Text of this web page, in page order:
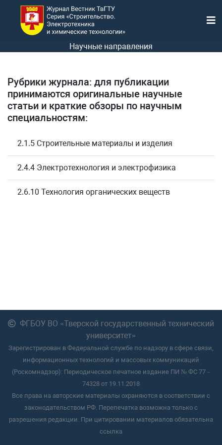
Научные направления
Рубрики журнала: для публикации
принимаются оригинальные научные
статьи и краткие обзоры по научным
специальностям:
2.1.5 Строительные материалы и изделия
2.4.4 Электротехнология и электрофизика
2.6.10 Технология органических веществ
ФГБОУ ВО «Тверской государственный технический
университет»
Зарегистрирован в Федеральной службе по надзору в сфере связи,
информационных технологий и массовых коммуникаций
(Роскомнадзор): Периодическое печатное издание ПИ № ФС 77 –
74328 от 19.11.2018
Все права на авторские материалы охраняются в соответствии с
законодательством РФ. Перепечатка возможна только с
разрешения редакции. При цитировании материалов обязательна
ссылка